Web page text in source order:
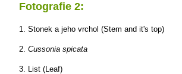
Fotografie 2:
1. Stonek a jeho vrchol (Stem and it's top)
2. Cussonia spicata
3. List (Leaf)